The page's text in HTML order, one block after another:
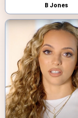
B Jones